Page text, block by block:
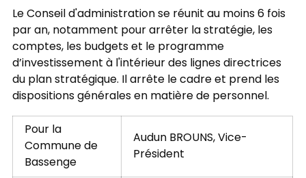
Le Conseil d'administration se réunit au moins 6 fois
par an, notamment pour arrêter la stratégie, les
comptes, les budgets et le programme
d’investissement à l'intérieur des lignes directrices
du plan stratégique. Il arrête le cadre et prend les
dispositions générales en matière de personnel.
Pour la
Commune de
Bassenge
Audun BROUNS, Vice-
Président